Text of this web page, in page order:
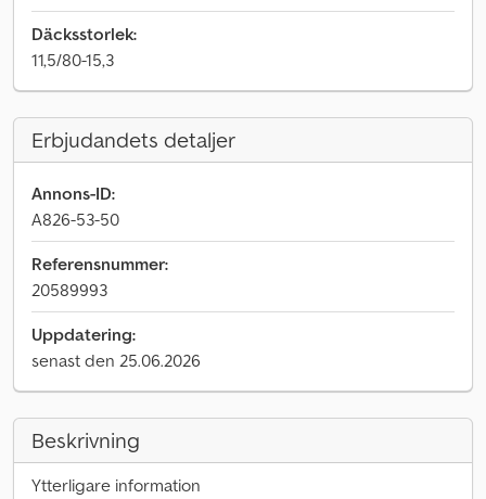
Däcksstorlek:
11,5/80-15,3
Erbjudandets detaljer
Annons-ID:
A826-53-50
Referensnummer:
20589993
Uppdatering:
senast den 25.06.2026
Beskrivning
Ytterligare information